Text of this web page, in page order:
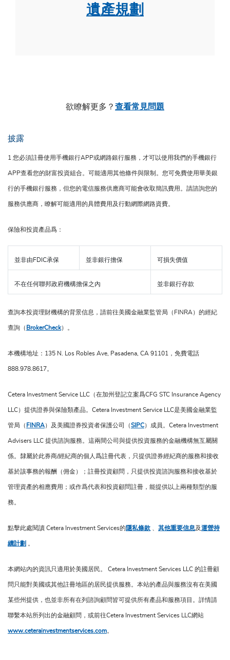
遺產規劃
欲瞭解更多？ 查看常見問題
披露
1 您必須註冊使用手機銀行APP或網路銀行服務，才可以使用我們的手機銀行
APP查看您的財富投資組合。可能適用其他條件與限制。您可免費使用華美銀
行的手機銀行服務，但您的電信服務供應商可能會收取簡訊費用。請諮詢您的
服務供應商，瞭解可能適用的具體費用及行動網際網路資費。
保險和投資產品爲：
並非由FDIC承保 並非銀行擔保 可損失價值
不在任何聯邦政府機構擔保之內 並非銀行存款
查詢本投資理財機構的背景信息，請前往美國金融業監管局（FINRA）的經紀
查詢（ BrokerCheck）。
本機構地址：135 N. Los Robles Ave, Pasadena, CA 91101，免費電話
888.978.8617。
Cetera Investment Service LLC（在加州登記立案爲CFG STC Insurance Agency
LLC）提供證券與保險類產品。Cetera Investment Service LLC是美國金融業監
管局（ FINRA）及美國證券投資者保護公司（SIPC）成員。Cetera Investment
Advisers LLC 提供諮詢服務。這兩間公司與提供投資服務的金融機構無互屬關
係。隸屬於此券商/經紀商的個人爲註冊代表，只提供證券經紀商的服務和接收
基於該事務的報酬（佣金）；註冊投資顧問，只提供投資諮詢服務和接收基於
管理資產的相應費用；或作爲代表和投資顧問註冊，能提供以上兩種類型的服
務。
點擊此處閱讀 Cetera Investment Services的 隱私條款 其他重要信息及運營持
續計劃 。
本網站內的資訊只適用於美國居民。 Cetera Investment Services LLC 的註冊顧
問只能對美國或其他註冊地區的居民提供服務。本站的產品與服務沒有在美國
某些州提供，也並非所有在列諮詢顧問皆可提供所有產品和服務項目。詳情請
聯繫本站所列出的金融顧問，或前往Cetera Investment Services LLC網站
www.ceterainvestmentservices.com。